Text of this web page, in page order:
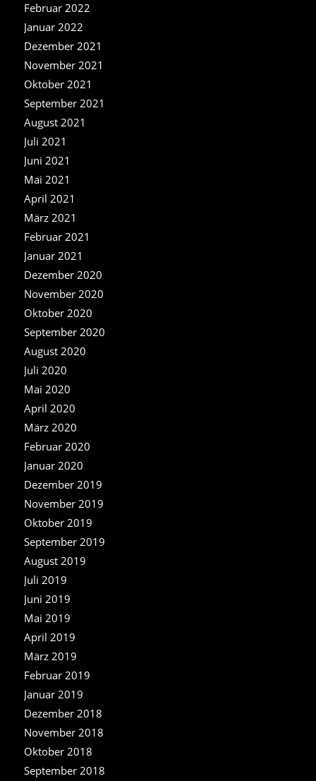
Februar 2022
Januar 2022
Dezember 2021
November 2021
Oktober 2021
September 2021
August 2021
Juli 2021
Juni 2021
Mai 2021
April 2021
März 2021
Februar 2021
Januar 2021
Dezember 2020
November 2020
Oktober 2020
September 2020
August 2020
Juli 2020
Mai 2020
April 2020
März 2020
Februar 2020
Januar 2020
Dezember 2019
November 2019
Oktober 2019
September 2019
August 2019
Juli 2019
Juni 2019
Mai 2019
April 2019
März 2019
Februar 2019
Januar 2019
Dezember 2018
November 2018
Oktober 2018
September 2018